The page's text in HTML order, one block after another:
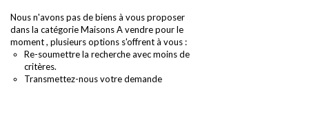
Nous n'avons pas de biens à vous proposer
dans la catégorie Maisons A vendre pour le
moment , plusieurs options s'offrent à vous :
Re-soumettre la recherche avec moins de
critères.
Transmettez-nous votre demande